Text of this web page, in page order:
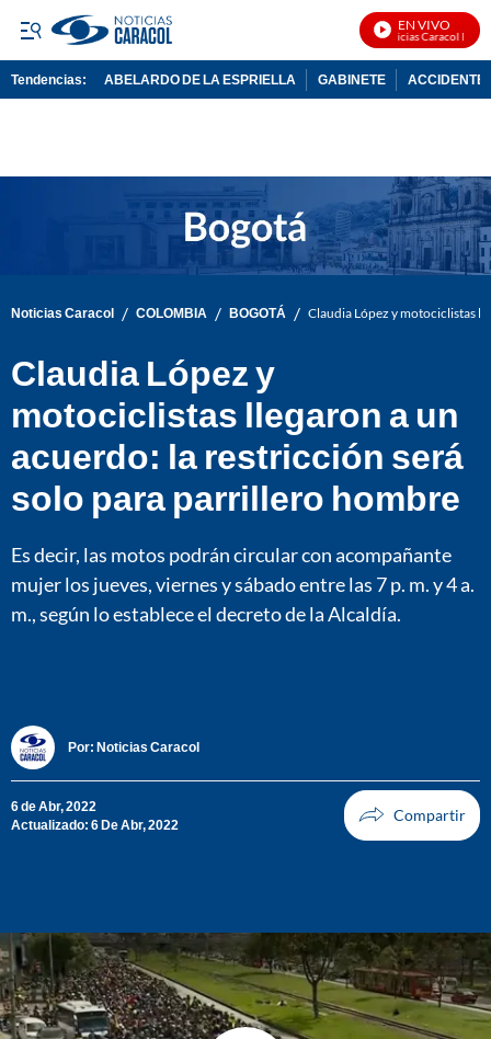
EN VIVO
Noticias Caracol En
Tendencias: ABELARDO DE LA ESPRIELLA GABINETE ACCIDENTE
Noticias Caracol / COLOMBIA / BOGOTÁ / Claudia López y motociclistas
Claudia López y
motociclistas llegaron a un
acuerdo: la restricción será
solo para parrillero hombre
Es decir, las motos podrán circular con acompañante
mujer los jueves, viernes y sábado entre las 7 p. m. y 4 a.
m., según lo establece el decreto de la Alcaldía.
Por: Noticias Caracol
6 de Abr, 2022
Actualizado: 6 De Abr, 2022